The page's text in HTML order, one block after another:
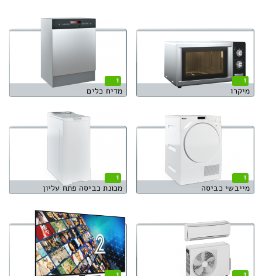
1
מיקרו
1
מדיח כלים
1
מייבשי כביסה
1
מכונת כביסה פתח עליון